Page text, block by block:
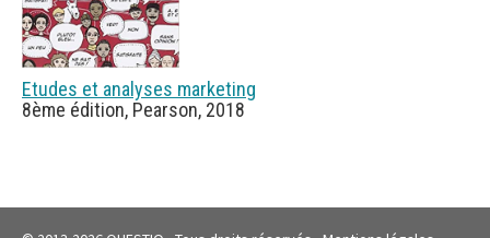
Etudes et analyses marketing
8ème édition, Pearson, 2018